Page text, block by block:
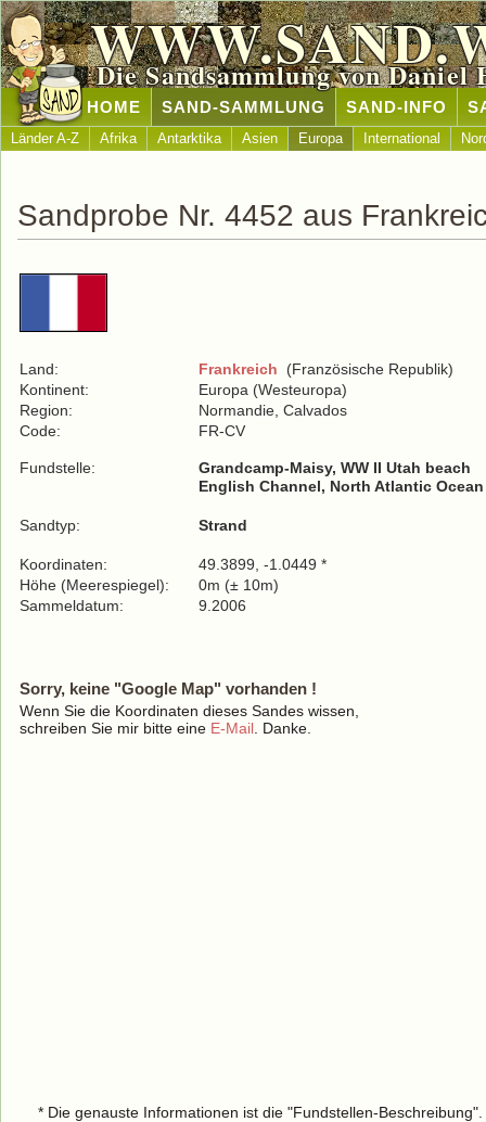
Die Sandsammlung von Daniel
HOME SAND-SAMMLUNG SAND-INFO
Länder A-Z Afrika Antarktika Asien Europa International
Sandprobe Nr. 4452 aus
Land: Frankreich (Französische Republik)
Kontinent:
Europa (Westeuropa)
Region:
Normandie, Calvados
Code:
FR-CV
Fundstelle:
Grandcamp-Maisy, WW II Utah beach
English Channel, North Atlantic Ocean
Sandtyp: Strand
Koordinaten:
49.3899, -1.0449 *
Höhe (Meerespiegel):
0m (± 10m)
Sammeldatum:
9.2006
Sorry, keine "Google Map" vorhanden !
Wenn Sie die Koordinaten dieses Sandes wissen,
schreiben Sie mir bitte eine E-Mail . Danke.
* Die genauste Informationen ist die "Fundstellen-